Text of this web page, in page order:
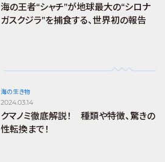
海の王者“シャチ”が地球最大の“シロナ
ガスクジラ”を捕食する、世界初の報告
海の生き物
2024.03.14
クマノミ徹底解説！ 種類や特徴、驚きの
性転換まで！